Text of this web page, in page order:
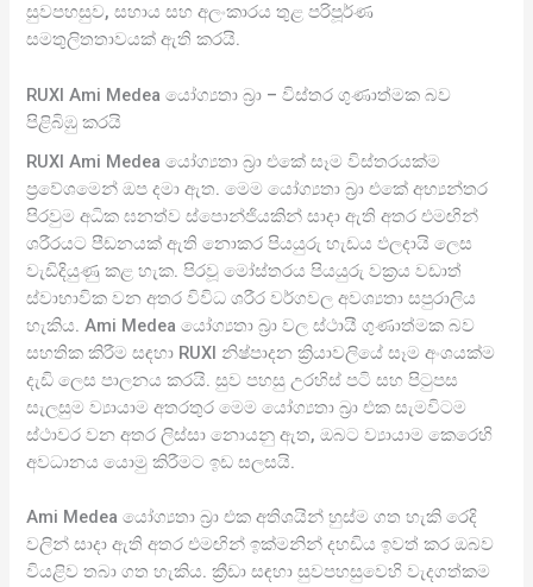
සුවපහසුව, සහාය සහ අලංකාරය තුළ පරිපූර්ණ
සමතුලිතතාවයක් ඇති කරයි.
RUXI Ami Medea යෝග්‍යතා බ්‍රා – විස්තර ගුණාත්මක බව
පිළිබිඹු කරයි
RUXI Ami Medea යෝග්‍යතා බ්‍රා එකේ සෑම විස්තරයක්ම
ප්‍රවේශමෙන් ඔප දමා ඇත. මෙම යෝග්‍යතා බ්‍රා එකේ අභ්‍යන්තර
පිරවුම අධික ඝනත්ව ස්පොන්ජියකින් සාදා ඇති අතර එමඟින්
ශරීරයට පීඩනයක් ඇති නොකර පියයුරු හැඩය ඵලදායි ලෙස
වැඩිදියුණු කළ හැක. පිරවූ මෝස්තරය පියයුරු වක්‍රය වඩාත්
ස්වාභාවික වන අතර විවිධ ශරීර වර්ගවල අවශ්‍යතා සපුරාලිය
හැකිය. Ami Medea යෝග්‍යතා බ්‍රා වල ස්ථායී ගුණාත්මක බව
සහතික කිරීම සඳහා RUXI නිෂ්පාදන ක්‍රියාවලියේ සෑම අංශයක්ම
දැඩි ලෙස පාලනය කරයි. සුව පහසු උරහිස් පටි සහ පිටුපස
සැලසුම ව්‍යායාම අතරතුර මෙම යෝග්‍යතා බ්‍රා එක සැමවිටම
ස්ථාවර වන අතර ලිස්සා නොයනු ඇත, ඔබට ව්‍යායාම කෙරෙහි
අවධානය යොමු කිරීමට ඉඩ සලසයි.
Ami Medea යෝග්‍යතා බ්‍රා එක අතිශයින් හුස්ම ගත හැකි රෙදි
වලින් සාදා ඇති අතර එමඟින් ඉක්මනින් දහඩිය ඉවත් කර ඔබව
වියළිව තබා ගත හැකිය. ක්‍රීඩා සඳහා සුවපහසුවෙහි වැදගත්කම